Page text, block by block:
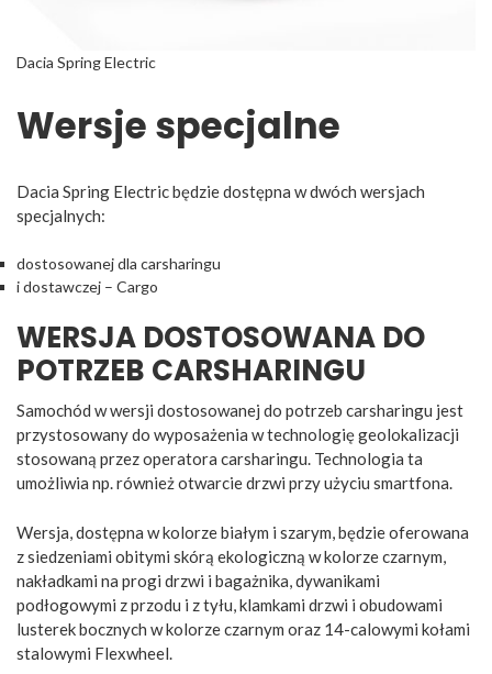
Dacia Spring Electric
Wersje specjalne
Dacia Spring Electric będzie dostępna w dwóch wersjach
specjalnych:
dostosowanej dla carsharingu
i dostawczej – Cargo
WERSJA DOSTOSOWANA DO
POTRZEB CARSHARINGU
Samochód w wersji dostosowanej do potrzeb carsharingu jest
przystosowany do wyposażenia w technologię geolokalizacji
stosowaną przez operatora carsharingu. Technologia ta
umożliwia np. również otwarcie drzwi przy użyciu smartfona.
Wersja, dostępna w kolorze białym i szarym, będzie oferowana
z siedzeniami obitymi skórą ekologiczną w kolorze czarnym,
nakładkami na progi drzwi i bagażnika, dywanikami
podłogowymi z przodu i z tyłu, klamkami drzwi i obudowami
lusterek bocznych w kolorze czarnym oraz 14-calowymi kołami
stalowymi Flexwheel.